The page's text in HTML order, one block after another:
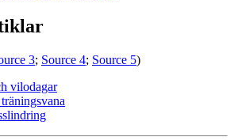
3; Source 4; Source 5)
vilodagar